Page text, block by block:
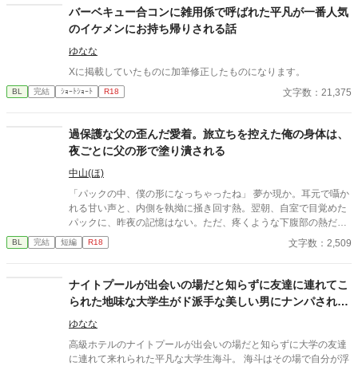
底知れぬ静かな波長は、世界で唯一、彼の苦痛を完全に溶かすこ
とができるものだった。 「お前は、俺の専属の導き手になるん
だ」 痛みを癒やしたことで、冷酷なはずの最強教官から底なしの
執着と溺愛を向けられるようになり――！？ 孤独な二人の魂が共
鳴する、極上の救済と溺愛の学園ファンタジー。 ※センチネルバ
ースをベースにした独自設定（特異覚醒者×導き手）です。
バーベキュー合コンに雑用係で呼ばれた平凡が一番人気
のイケメンにお持ち帰りされる話
ゆなな
Xに掲載していたものに加筆修正したものになります。
BL 完結 ｼｮｰﾄｼｮｰﾄ R18 文字数：21,375
過保護な父の歪んだ愛着。旅立ちを控えた俺の身体は、
夜ごとに父の形で塗り潰される
中山(ほ)
「パックの中、僕の形になっちゃったね」 夢か現か。耳元で囁か
れる甘い声と、内側を執拗に掻き回す熱。翌朝、自室で目覚めた
パックに、昨夜の記憶はない。ただ、疼くような下腹部の熱だけ
が残っていた。 相談しようと向かった相手こそが、自分を侵食し
ている張本人だとも知らずに、パックは父の部屋の扉を開く。 こ
BL 完結 短編 R18 文字数：2,509
ナイトプールが出会いの場だと知らずに友達に連れてこ
られた地味な大学生がド派手な美しい男にナンパされて
口説かれる話
ゆなな
高級ホテルのナイトプールが出会いの場だと知らずに大学の友達
に連れて来れられた平凡な大学生海斗。 海斗はその場で自分が浮